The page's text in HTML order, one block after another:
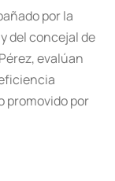
por la
del concejal de
evalúan
promovido por